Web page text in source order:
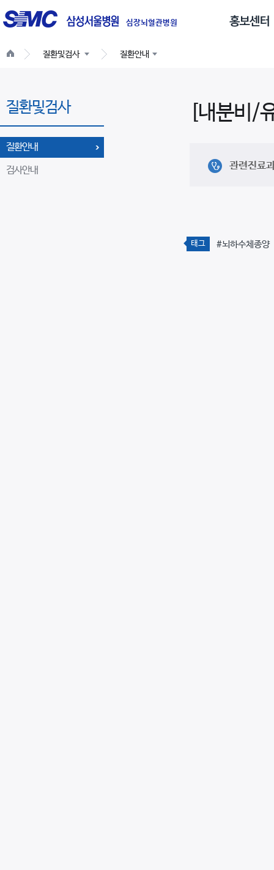
심장뇌혈관병원
글
로
네
이
션
질환및검사 질환안내
질환및검사
질환안내
검사안내
[내분비/
관련진료
태그 #뇌하수체종양